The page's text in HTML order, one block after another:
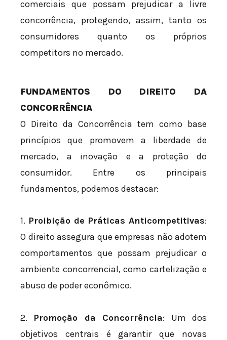
comerciais que possam prejudicar a livre
concorrência, protegendo, assim, tanto os
consumidores quanto os próprios
competitors no mercado.
FUNDAMENTOS DO DIREITO DA
CONCORRÊNCIA
O Direito da Concorrência tem como base
princípios que promovem a liberdade de
mercado, a inovação e a proteção do
consumidor. Entre os principais
fundamentos, podemos destacar:
1. Proibição de Práticas Anticompetitivas:
O direito assegura que empresas não adotem
comportamentos que possam prejudicar o
ambiente concorrencial, como cartelização e
abuso de poder econômico.
2. Promoção da Concorrência: Um dos
objetivos centrais é garantir que novas